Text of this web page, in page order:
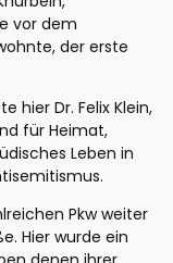
vor dem
der erste
hier Dr. Felix Klein,
für Heimat,
Leben in
Pkw weiter
Hier wurde ein